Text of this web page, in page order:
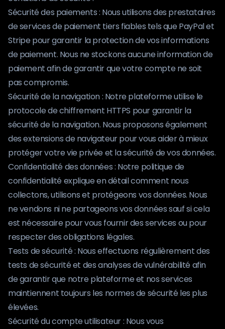
Sécurité des paiements : Nous utilisons des prestataires
de services de paiement tiers fiables tels que PayPal et
Stripe pour garantir la protection de vos informations
de paiement. Nous ne stockons aucune information de
paiement afin de garantir que votre compte ne soit
pas compromis.
Sécurité de la navigation : Notre plateforme utilise le
protocole de chiffrement HTTPS pour garantir la
sécurité de la navigation. Nous proposons également
des extensions de navigateur pour vous aider à mieux
protéger votre vie privée et la sécurité de vos données.
Confidentialité des données : Notre politique de
confidentialité explique en détail comment nous
collectons, utilisons et protégeons vos données. Nous
ne vendons ni ne partageons vos données sauf si cela
est nécessaire pour vous fournir des services ou pour
respecter des obligations légales.
Tests de sécurité : Nous effectuons régulièrement des
tests de sécurité et des analyses de vulnérabilité afin
de garantir que notre plateforme et nos services
maintiennent toujours les normes de sécurité les plus
élevées.
Sécurité du compte utilisateur : Nous vous